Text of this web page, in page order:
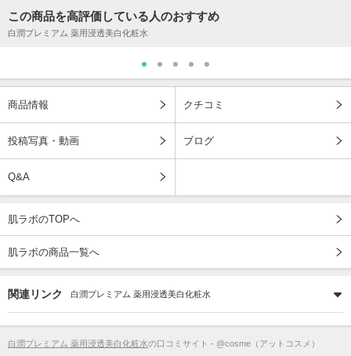
この商品を高評価している人のおすすめ
白潤プレミアム 薬用浸透美白化粧水
商品情報 クチコミ
投稿写真・動画 ブログ
Q&A
肌ラボのTOPへ
肌ラボの商品一覧へ
関連リンク 白潤プレミアム 薬用浸透美白化粧水
白潤プレミアム 薬用浸透美白化粧水の口コミサイト - @cosme（アットコスメ）